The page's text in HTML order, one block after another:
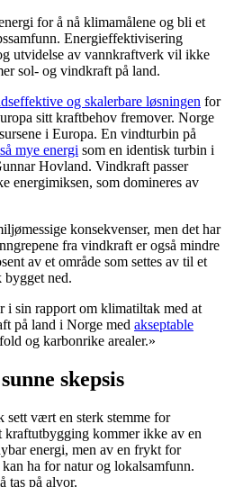
for å nå klimamålene og bli et
Energieffektivisering
utvidelse av vannkraftverk vil ikke
sol- og vindkraft på land.
og skalerbare løsningen for
sitt kraftbehov fremover. Norge
i Europa. En vindturbin på
mye energi som en identisk turbin i
Hovland. Vindkraft passer
energimiksen, som domineres av
konsekvenser, men det har
fra vindkraft er også mindre
av et område som settes av til et
ned.
sin rapport om klimatiltak med at
på land i Norge med akseptable
og karbonrike arealer.»
skepsis
sett vært en sterk stemme for
kraftutbygging kommer ikke av en
energi, men av en frykt for
ha for natur og lokalsamfunn.
tas på alvor.